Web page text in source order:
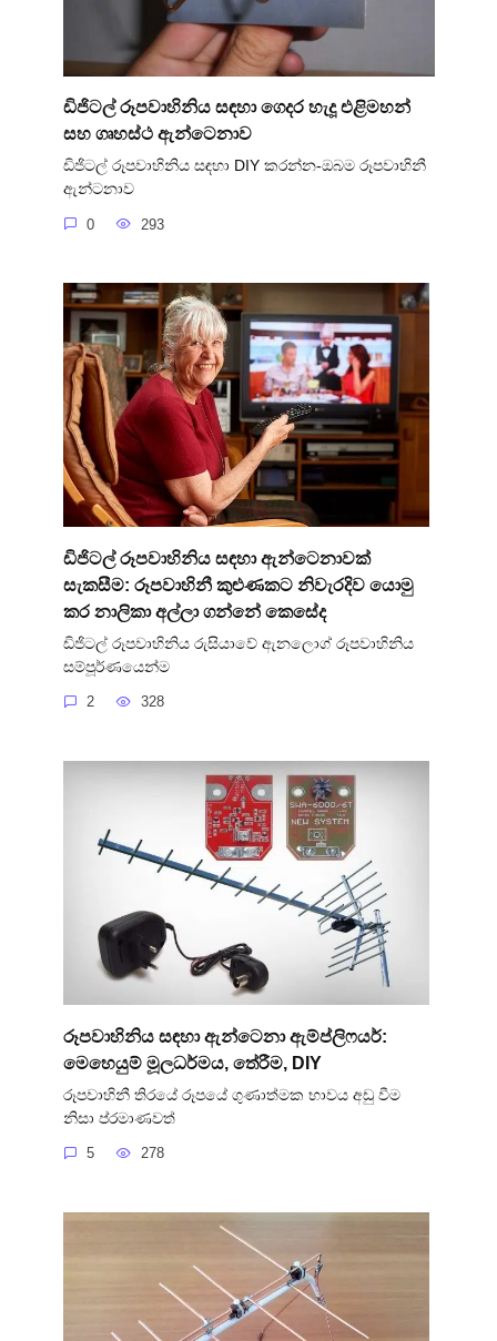
ඩිජිටල් රූපවාහිනිය සඳහා ගෙදර හැදූ එළිමහන්
සහ ගෘහස්ථ ඇන්ටෙනාව
ඩිජිටල් රූපවාහිනිය සඳහා DIY කරන්න-ඔබම රූපවාහිනී
ඇන්ටනාව
0 293
ඩිජිටල් රූපවාහිනිය සඳහා ඇන්ටෙනාවක්
සැකසීම: රූපවාහිනී කුළුණකට නිවැරදිව යොමු
කර නාලිකා අල්ලා ගන්නේ කෙසේද
ඩිජිටල් රූපවාහිනිය රුසියාවේ ඇනලොග් රූපවාහිනිය
සම්පූර්ණයෙන්ම
2 328
රූපවාහිනිය සඳහා ඇන්ටෙනා ඇම්ප්ලිෆයර්:
මෙහෙයුම් මූලධර්මය, තේරීම, DIY
රූපවාහිනී තිරයේ රූපයේ ගුණාත්මක භාවය අඩු වීම
නිසා ප්රමාණවත්
5 278